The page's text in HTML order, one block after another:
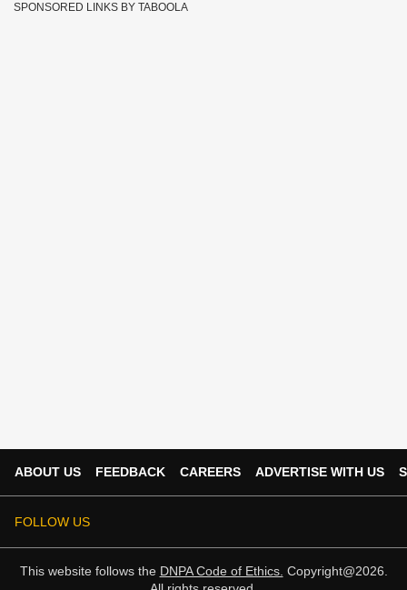
SPONSORED LINKS BY TABOOLA
ABOUT US FEEDBACK CAREERS ADVERTISE WITH US
FOLLOW US
This website follows the DNPA Code of Ethics. Copyright@2026.